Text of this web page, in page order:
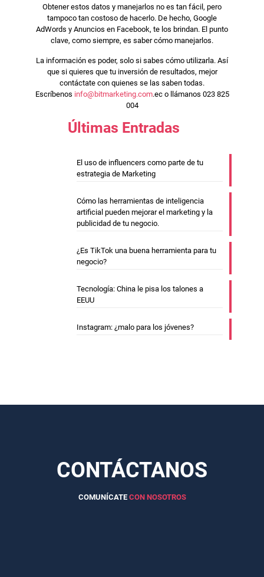
Obtener estos datos y manejarlos no es tan fácil, pero
tampoco tan costoso de hacerlo. De hecho, Google
AdWords y Anuncios en Facebook, te los brindan. El punto
clave, como siempre, es saber cómo manejarlos.
La información es poder, solo si sabes cómo utilizarla. Así
que si quieres que tu inversión de resultados, mejor
contáctate con quienes se las saben todas.
Escríbenos info@bitmarketing.com.ec o llámanos 023 825
004
Últimas Entradas
El uso de influencers como parte de tu
estrategia de Marketing
Cómo las herramientas de inteligencia
artificial pueden mejorar el marketing y la
publicidad de tu negocio.
¿Es TikTok una buena herramienta para tu
negocio?
Tecnología: China le pisa los talones a
EEUU
Instagram: ¿malo para los jóvenes?
CONTÁCTANOS
COMUNÍCATE CON NOSOTROS